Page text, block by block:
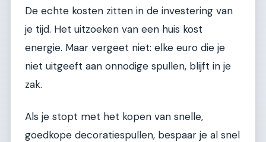
De echte kosten zitten in de investering van
je tijd. Het uitzoeken van een huis kost
energie. Maar vergeet niet: elke euro die je
niet uitgeeft aan onnodige spullen, blijft in je
zak.
Als je stopt met het kopen van snelle,
goedkope decoratiespullen, bespaar je al snel